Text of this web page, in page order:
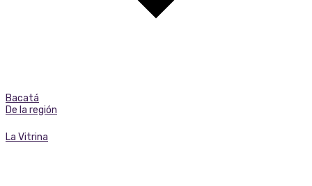
Bacatá
De la región
La Vitrina